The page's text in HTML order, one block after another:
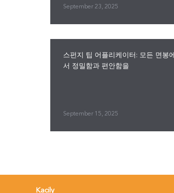
September 23, 2025
스펀지 팁 어플리케이터: 모든 면봉에
서 정밀함과 편안함을
September 15, 2025
Kacily